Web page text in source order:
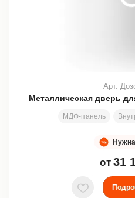
Металлическая дверь
МДФ-панель
Арт.
от 31
В избранное